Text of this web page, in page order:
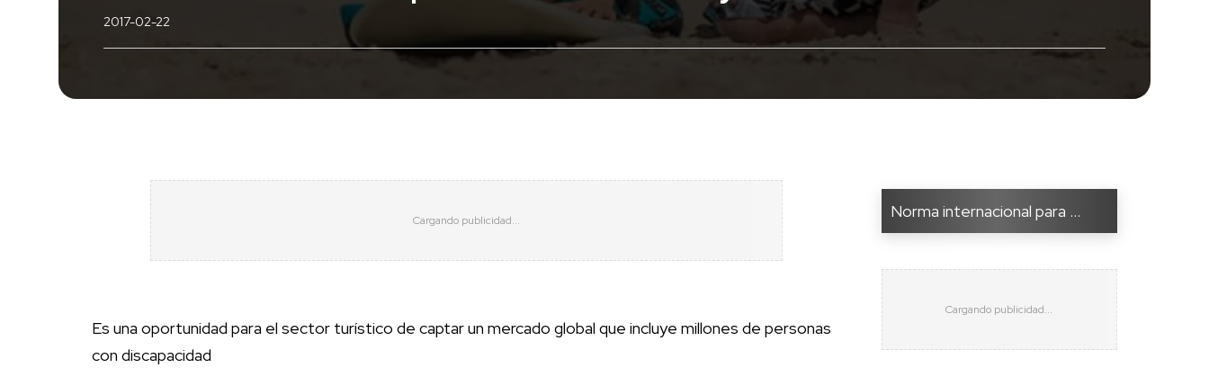
2017-02-22
Es una oportunidad para el sector turístico de captar un mercado global que incluye millones de personas
con discapacidad
Norma internacional para ...